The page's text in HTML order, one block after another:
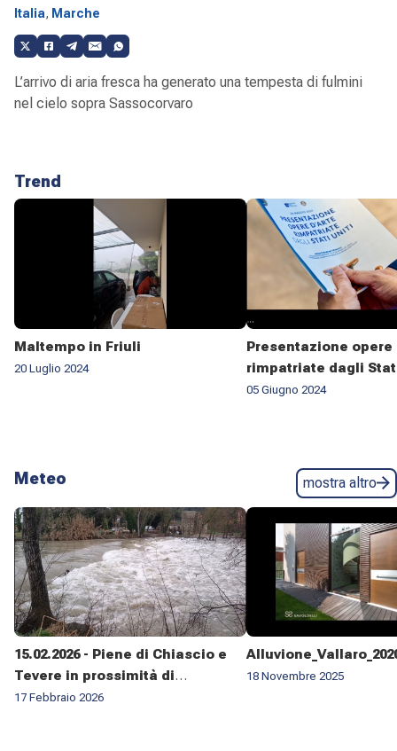
Italia, Marche
L’arrivo di aria fresca ha generato una tempesta di fulmini
nel cielo sopra Sassocorvaro
Trend
Maltempo in Friuli
20 Luglio 2024
Presentazione opere
rimpatriate dagli
05 Giugno 2024
Meteo mostra altro
15.02.2026 - Piene di Chiascio e
Tevere in prossimità di
Pontenuovo di Torgiano
17 Febbraio 2026
18 Novembre 2025